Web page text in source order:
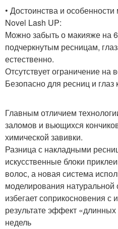
• Достоинства и
Novel Lash UP:
Можно забыть о макияже на
подчеркнутым ресницам,
естественно.
Отсутствует ограничение
Безопасно для ресниц и глаз
Главным отличием
заломов и вьющихся
химической завивки.
Разница с накладными
искусственные блоки
волос, а новая система
моделирования натуральной
избегает соприкосновения
результате эффект
недель